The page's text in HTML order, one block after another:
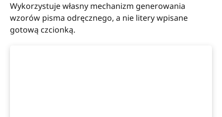
Wykorzystuje własny mechanizm generowania
wzorów pisma odręcznego, a nie litery wpisane
gotową czcionką.